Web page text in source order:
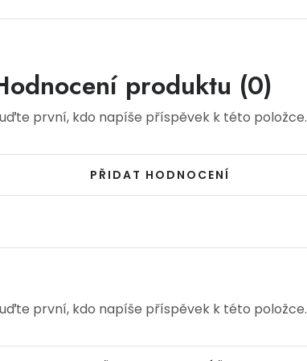
produktu (0)
první, kdo napíše příspěvek k této položce.
PŘIDAT HODNOCENÍ
první, kdo napíše příspěvek k této položce.